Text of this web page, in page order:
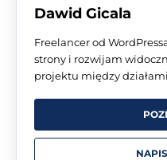
Dawid Gicala
Freelancer od
strony i rozwijam
projektu między